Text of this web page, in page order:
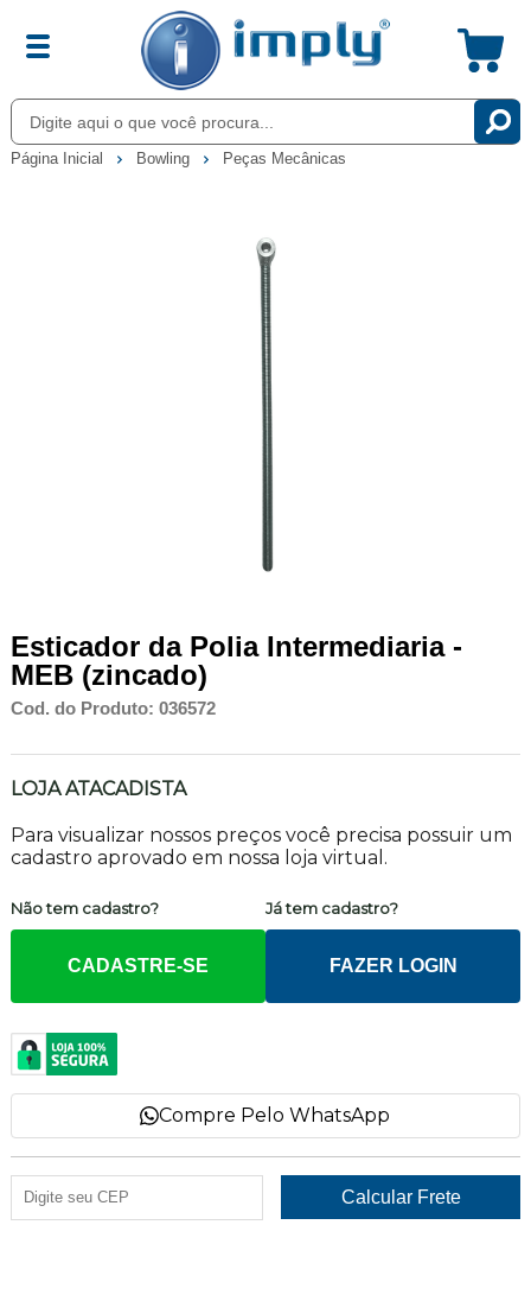
Página Inicial Bowling Peças Mecânicas
Esticador da Polia Intermediaria -
MEB (zincado)
Cod. do Produto: 036572
LOJA ATACADISTA
Para visualizar nossos preços você precisa possuir um
cadastro aprovado em nossa loja virtual.
Não tem cadastro?
CADASTRE-SE
Já tem cadastro?
FAZER LOGIN
Compre Pelo WhatsApp